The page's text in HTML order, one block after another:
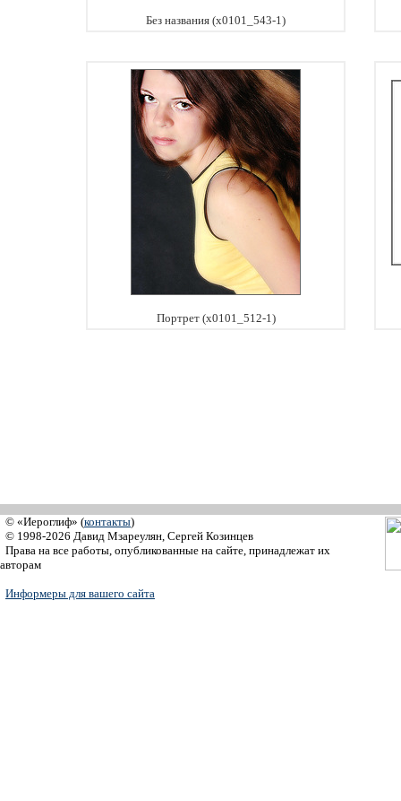
Без названия (x0101_543-1)
Портрет (x0101_512-1)
© «Иероглиф» (контакты)
© 1998-2026 Давид Мзареулян, Сергей Козинцев
Права на все работы, опубликованные на сайте, принадлежат их
авторам
Информеры для вашего сайта